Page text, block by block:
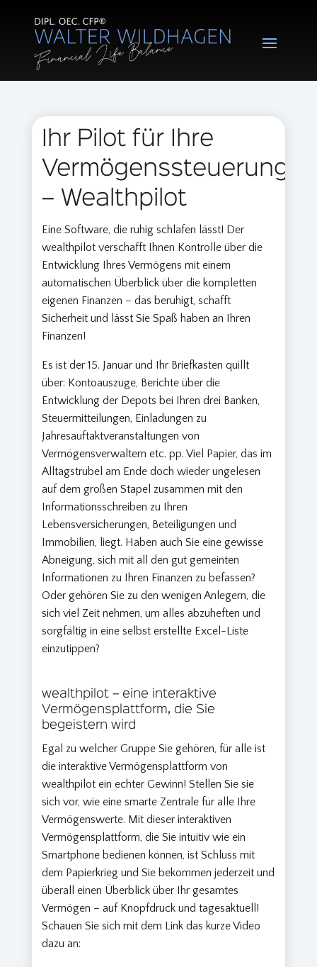
Ihr Pilot für Ihre
Vermögenssteuerung
– Wealthpilot
Eine Software, die ruhig schlafen lässt! Der
wealthpilot verschafft Ihnen Kontrolle über die
Entwicklung Ihres Vermögens mit einem
automatischen Überblick über die kompletten
eigenen Finanzen – das beruhigt, schafft
Sicherheit und lässt Sie Spaß haben an Ihren
Finanzen!
Es ist der 15. Januar und Ihr Briefkasten quillt
über: Kontoauszüge, Berichte über die
Entwicklung der Depots bei Ihren drei Banken,
Steuermitteilungen, Einladungen zu
Jahresauftaktveranstaltungen von
Vermögensverwaltern etc. pp. Viel Papier, das im
Alltagstrubel am Ende doch wieder ungelesen
auf dem großen Stapel zusammen mit den
Informationsschreiben zu Ihren
Lebensversicherungen, Beteiligungen und
Immobilien, liegt. Haben auch Sie eine gewisse
Abneigung, sich mit all den gut gemeinten
Informationen zu Ihren Finanzen zu befassen?
Oder gehören Sie zu den wenigen Anlegern, die
sich viel Zeit nehmen, um alles abzuheften und
sorgfältig in eine selbst erstellte Excel-Liste
einzutippen?
wealthpilot – eine interaktive
Vermögensplattform, die Sie
begeistern wird
Egal zu welcher Gruppe Sie gehören, für alle ist
die interaktive Vermögensplattform von
wealthpilot ein echter Gewinn! Stellen Sie sie
sich vor, wie eine smarte Zentrale für alle Ihre
Vermögenswerte. Mit dieser interaktiven
Vermögensplattform, die Sie intuitiv wie ein
Smartphone bedienen können, ist Schluss mit
dem Papierkrieg und Sie bekommen jederzeit und
überall einen Überblick über Ihr gesamtes
Vermögen – auf Knopfdruck und tagesaktuell!
Schauen Sie sich mit dem Link das kurze Video
dazu an: